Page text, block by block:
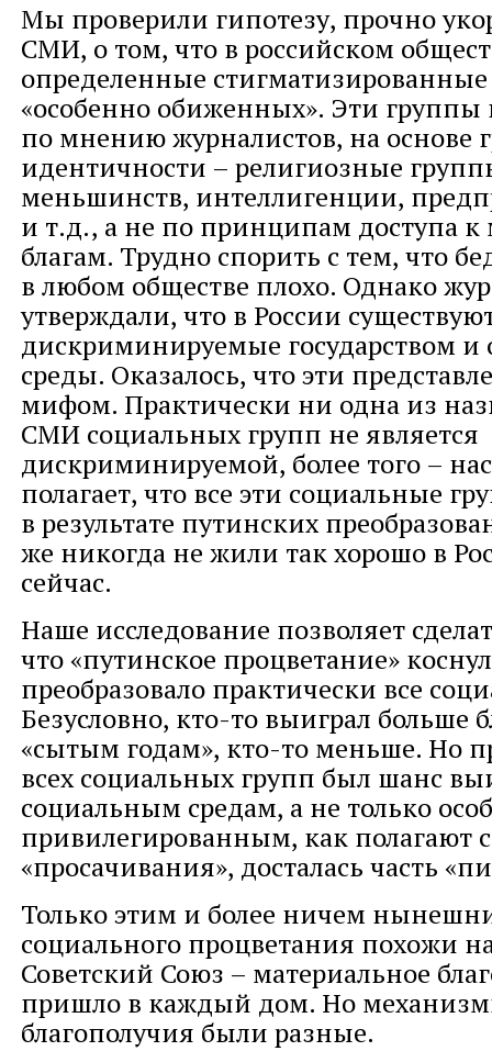
Мы проверили гипотезу, прочно
СМИ, о том, что в российском
определенные
«особенно обиженных». Эти группы
по мнению журналистов, на основе
идентичности – религиозные
меньшинств, интеллигенции,
и т.д., а не по принципам доступа
благам. Трудно спорить с тем, что
в любом обществе плохо. Однако
утверждали, что в России
дискриминируемые государством и
среды. Оказалось, что эти
мифом. Практически ни одна из
СМИ социальных групп не является
дискриминируемой, более того –
полагает, что все эти социальные
в результате путинских
же никогда не жили так хорошо в
сейчас.
Наше исследование позволяет
что «путинское процветание»
преобразовало практически все
Безусловно, кто-то выиграл больше
«сытым годам», кто-то меньше. Но
всех социальных групп был шанс
социальным средам, а не только
привилегированным, как полагают
«просачивания», досталась часть
Только этим и более ничем
социального процветания похожи
Советский Союз – материальное
пришло в каждый дом. Но
благополучия были разные.